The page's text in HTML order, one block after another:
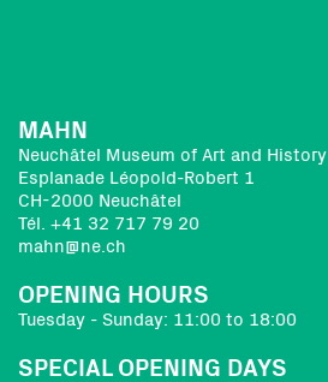
MAHN
Neuchâtel Museum of Art and History
Esplanade Léopold-Robert 1
CH-2000 Neuchâtel
Tél. +41 32 717 79 20
mahn@ne.ch
OPENING HOURS
Tuesday - Sunday: 11:00 to 18:00
SPECIAL OPENING DAYS